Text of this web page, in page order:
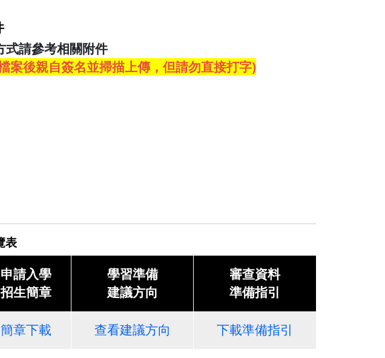
式請參考相關附件
案後親自簽名並掃描上傳，但請勿直接打字)
表
申請入學
招生簡章
學習準備
建議方向
審查資料
準備指引
簡章下載 查看建議方向 下載準備指引